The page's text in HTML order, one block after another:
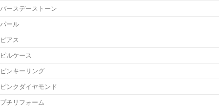
バースデーストーン
パール
ピアス
ピルケース
ピンキーリング
ピンクダイヤモンド
プチリフォーム